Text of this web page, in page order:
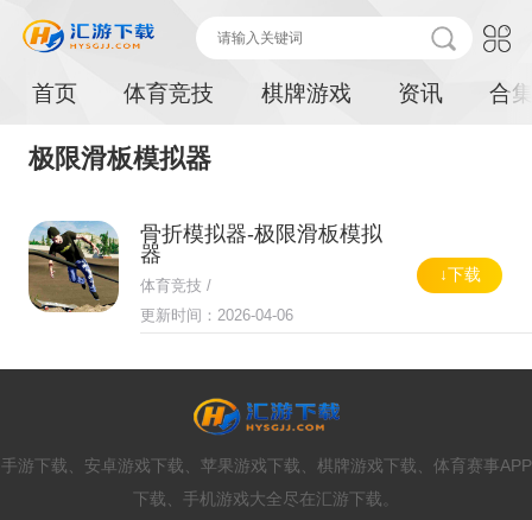
首页 体育竞技 棋牌游戏 资讯 合
极限滑板模拟器
骨折模拟器-极限滑板模拟
器
体育竞技 /
更新时间：2026-04-06
↓下载
手游下载、安卓游戏下载、苹果游戏下载、棋牌游戏下载、体育赛事APP
下载、手机游戏大全尽在汇游下载。